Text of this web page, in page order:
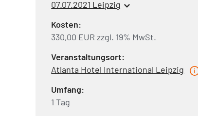
07.07.2021 Leipzig
Kosten:
330,00 EUR zzgl. 19% MwSt.
Veranstaltungsort:
Atlanta Hotel International Leipzig
Umfang:
1 Tag